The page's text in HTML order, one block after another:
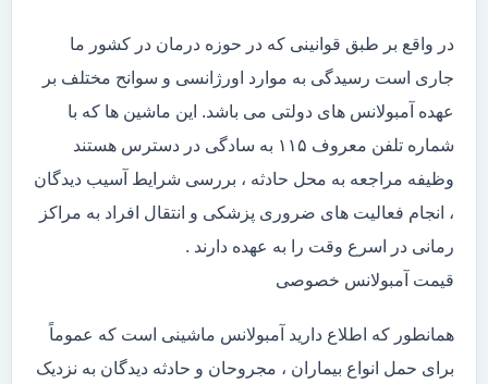
در واقع بر طبق قوانینی که در حوزه درمان در کشور ما
جاری است رسیدگی به موارد اورژانسی و سوانح مختلف بر
عهده آمبولانس های دولتی می باشد. این ماشین ها که با
شماره تلفن معروف ۱۱۵ به سادگی در دسترس هستند
وظیفه مراجعه به محل حادثه ، بررسی شرایط آسیب دیدگان
، انجام فعالیت های ضروری پزشکی و انتقال افراد به مراکز
رمانی در اسرع وقت را به عهده دارند .
قیمت آمبولانس خصوصی
همانطور که اطلاع دارید آمبولانس ماشینی است که عموماً
برای حمل انواع بیماران ، مجروحان و حادثه دیدگان به نزدیک